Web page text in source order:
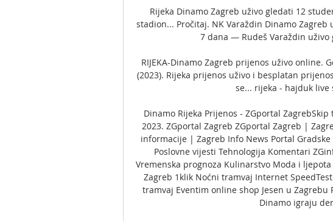
Rijeka Dinamo Zagreb uživo gledati 12
stadion... Pročitaj. NK Varaždin Dinamo
7 dana — Rudeš Varaždin uživo
RIJEKA-Dinamo Zagreb prijenos uživo online.
(2023). Rijeka prijenos uživo i besplatan
se... rijeka - hajduk live
Dinamo Rijeka Prijenos - ZGportal
2023. ZGportal Zagreb ZGportal Zagreb |
informacije | Zagreb Info News Portal
Poslovne vijesti Tehnologija Komentari
Vremenska prognoza Kulinarstvo Moda i
Zagreb 1klik Noćni tramvaj Internet
tramvaj Eventim online shop Jesen u Zagrebu
Dinamo igraju